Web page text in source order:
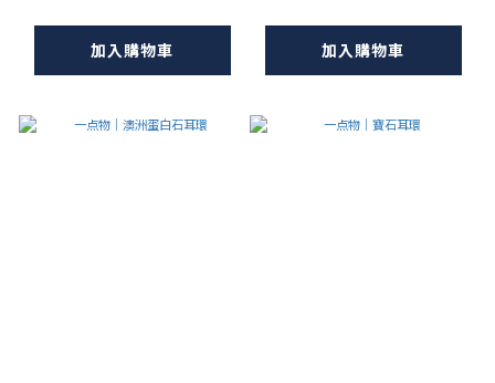
加入購物車 加入購物車